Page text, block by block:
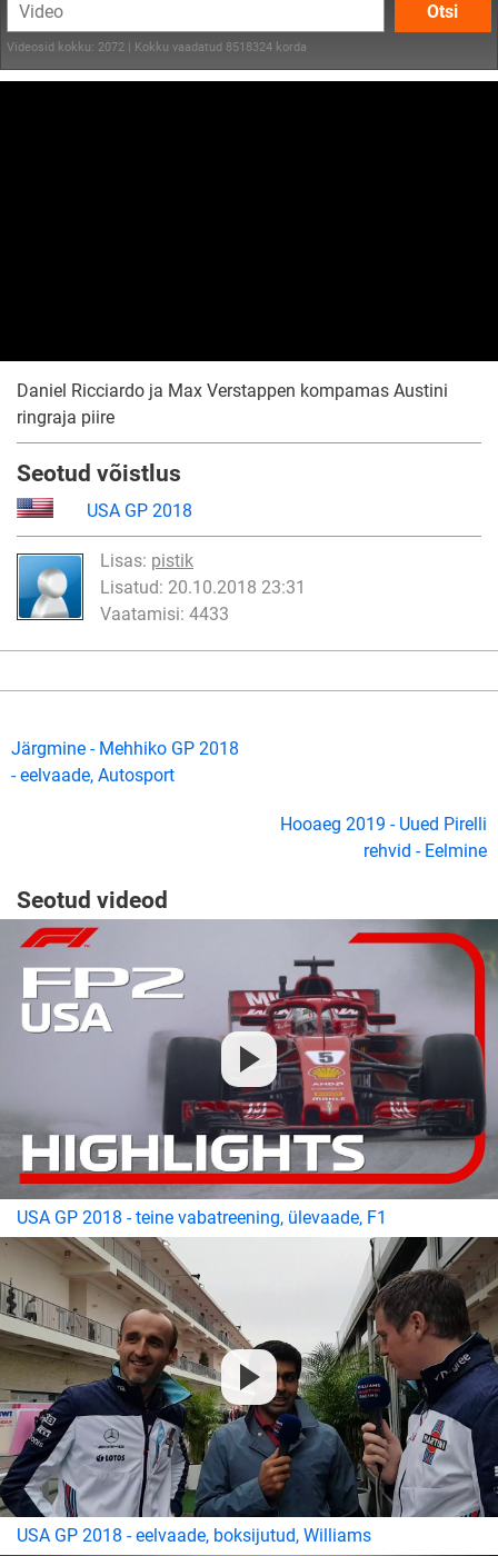
Otsi
Videosid kokku: 2072 | Kokku vaadatud 8518324 korda
Daniel Ricciardo ja Max Verstappen kompamas Austini
ringraja piire
Seotud võistlus
USA GP 2018
Lisas: pistik
Lisatud: 20.10.2018 23:31
Vaatamisi: 4433
Järgmine - Mehhiko GP 2018
- eelvaade, Autosport
Hooaeg 2019 - Uued Pirelli
rehvid - Eelmine
Seotud videod
USA GP 2018 - teine vabatreening, ülevaade, F1
USA GP 2018 - eelvaade, boksijutud, Williams